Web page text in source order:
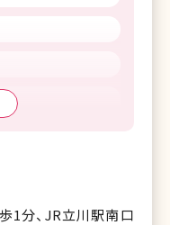
1分、JR立川駅南口